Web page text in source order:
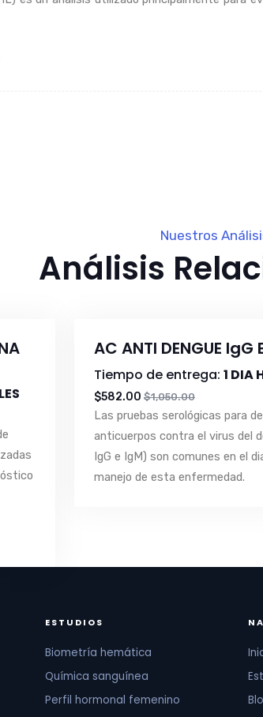
Nuestros
Análisis
AC ANTI DENGUE IgG
Tiempo de entrega: 1 DIA
$582.00 $1,050.00
Las pruebas serológicas para
anticuerpos contra el virus del
IgG e IgM) son comunes en el
manejo de esta enfermedad.
ESTUDIOS
Biometría hemática
Química sanguínea
Perfil hormonal femenino